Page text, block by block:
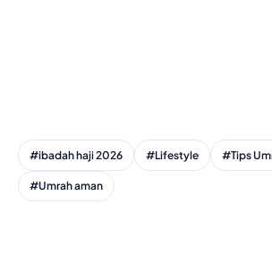
#ibadah haji 2026 #Lifestyle #Tips
#Umrah aman